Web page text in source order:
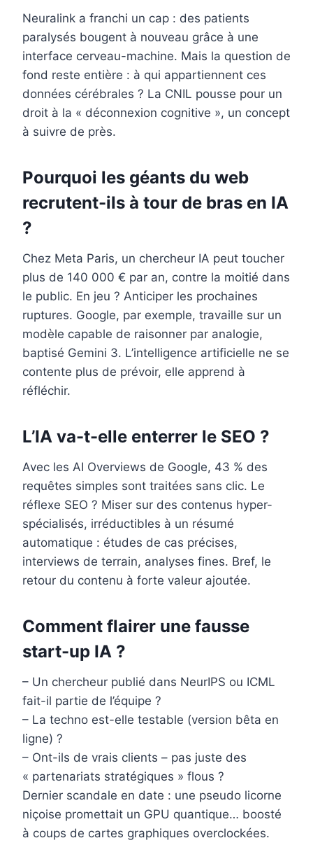
Neuralink a franchi un cap : des patients
paralysés bougent à nouveau grâce à une
interface cerveau-machine. Mais la question de
fond reste entière : à qui appartiennent ces
données cérébrales ? La CNIL pousse pour un
droit à la « déconnexion cognitive », un concept
à suivre de près.
Pourquoi les géants du web
recrutent-ils à tour de bras en IA
?
Chez Meta Paris, un chercheur IA peut toucher
plus de 140 000 € par an, contre la moitié dans
le public. En jeu ? Anticiper les prochaines
ruptures. Google, par exemple, travaille sur un
modèle capable de raisonner par analogie,
baptisé Gemini 3. L’intelligence artificielle ne se
contente plus de prévoir, elle apprend à
réfléchir.
L’IA va-t-elle enterrer le SEO ?
Avec les AI Overviews de Google, 43 % des
requêtes simples sont traitées sans clic. Le
réflexe SEO ? Miser sur des contenus hyper-
spécialisés, irréductibles à un résumé
automatique : études de cas précises,
interviews de terrain, analyses fines. Bref, le
retour du contenu à forte valeur ajoutée.
Comment flairer une fausse
start-up IA ?
– Un chercheur publié dans NeurIPS ou ICML
fait-il partie de l’équipe ?
– La techno est-elle testable (version bêta en
ligne) ?
– Ont-ils de vrais clients – pas juste des
« partenariats stratégiques » flous ?
Dernier scandale en date : une pseudo licorne
niçoise promettait un GPU quantique… boosté
à coups de cartes graphiques overclockées.